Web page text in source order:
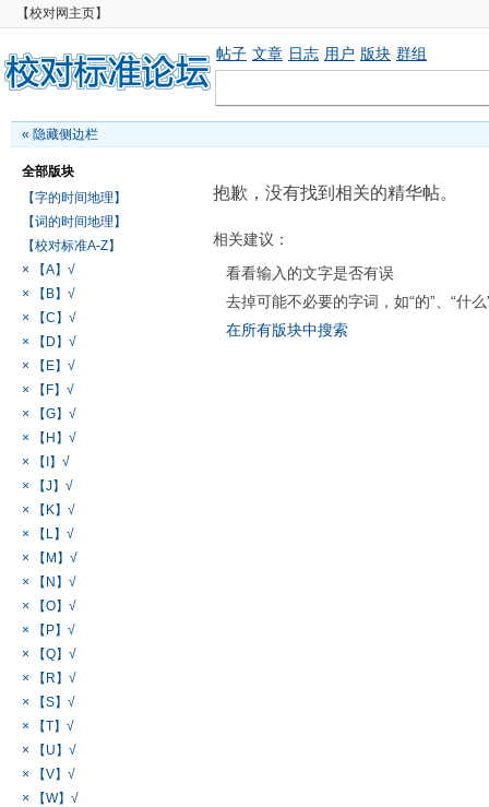
【校对网主页】
帖子 文章 日志 用户 版块 群组
« 隐藏侧边栏
全部版块
【字的时间地理】
【词的时间地理】
【校对标准A-Z】
× 【A】√
× 【B】√
× 【C】√
× 【D】√
× 【E】√
× 【F】√
× 【G】√
× 【H】√
× 【I】√
× 【J】√
× 【K】√
× 【L】√
× 【M】√
× 【N】√
× 【O】√
× 【P】√
× 【Q】√
× 【R】√
× 【S】√
× 【T】√
× 【U】√
× 【V】√
× 【W】√
抱歉，没有找到相关的精华帖。
相关建议：
看看输入的文字是否有误
去掉可能不必要的字词，如“的”、“什么
在所有版块中搜索